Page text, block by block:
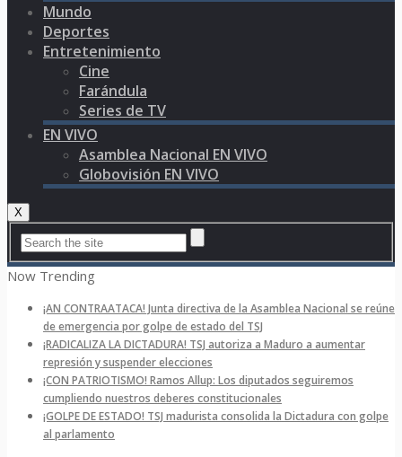
Mundo
Deportes
Entretenimiento
Cine
Farándula
Series de TV
EN VIVO
Asamblea Nacional EN VIVO
Globovisión EN VIVO
X
Now Trending
¡AN CONTRAATACA! Junta directiva de la Asamblea Nacional se reúne
de emergencia por golpe de estado del TSJ
¡RADICALIZA LA DICTADURA! TSJ autoriza a Maduro a aumentar
represión y suspender elecciones
¡CON PATRIOTISMO! Ramos Allup: Los diputados seguiremos
cumpliendo nuestros deberes constitucionales
¡GOLPE DE ESTADO! TSJ madurista consolida la Dictadura con golpe
al parlamento